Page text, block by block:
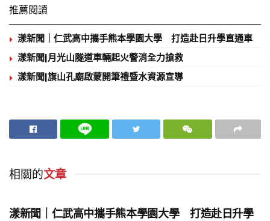
推薦閱讀
漾新聞｜仁武高中攜手熊本學園大學 打造赴日升學直通車
漾新聞|月光山隧道車輛起火警消全力搶救
漾新聞|旗山孔廟啟蒙開筆禮暨水資源宣導
相關的文章
漾新聞｜仁武高中攜手熊本學園大學 打造赴日升學